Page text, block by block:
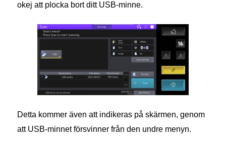
okej att plocka bort ditt USB-minne.
Detta kommer även att indikeras på skärmen, genom
att USB-minnet försvinner från den undre menyn.